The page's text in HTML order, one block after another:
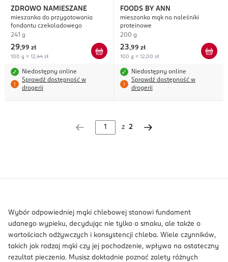
ZDROWO NAMIESZANE
mieszanka do przygotowania
fondantu czekoladowego
241 g
29,99 zł
100 g = 12,44 zł
Niedostępny online
Sprawdź dostępność w
drogerii
FOODS BY ANN
mieszanka mąk na naleśniki
proteinowe
200 g
23,99 zł
100 g = 12,00 zł
Niedostępny online
Sprawdź dostępność w
drogerii
z 2
Wybór odpowiedniej mąki chlebowej stanowi fundament
udanego wypieku, decydując nie tylko o smaku, ale także o
wartościach odżywczych i konsystencji chleba. Wiele czynników,
takich jak rodzaj mąki czy jej pochodzenie, wpływa na ostateczny
rezultat pieczenia. Musisz dokładnie poznać zalety różnych